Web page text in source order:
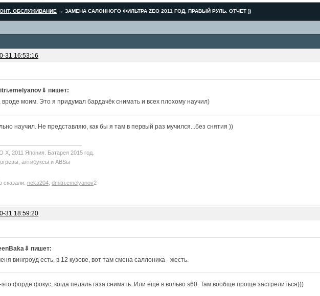
ОБСЛУЖИВАНИЕ →ЗАМЕНА САЛОННОГО ФИЛЬТРА ZEO 2011 ГОД, ПРАВЫЙ РУЛЬ. ОТЧЕТ ))
31 16:53:16
пишет:
вроде моим. Это я придумал бардачёк снимать и всех плохому научил)
научил. Не представляю, как бы я там в первый раз мучился...без снятия ))
Х, 2011 Япония. Батарея 2015 год.
антибуксы и ABSы
сказали: neka204 dmitri.emelyanov2
31 18:59:20
пишет:
вингроуд есть, в 12 кузове, вот там смена саллоника - жесть.
форде фокус, когда педаль газа снимать. Или ещё в вольво s60. Там вообще проще застрелиться)))